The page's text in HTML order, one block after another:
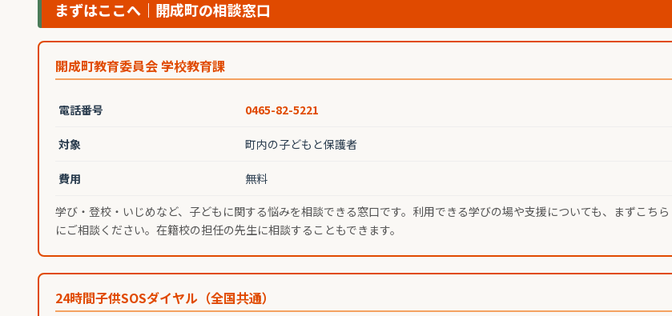
まずはここへ｜開成町の相談窓口
開成町教育委員会 学校教育課
電話番号 0465-82-5221
対象 町内の子どもと保護者
費用 無料
学び・登校・いじめなど、子どもに関する悩みを相談できる窓口です。利用できる学びの場や支援についても、まずこちら
にご相談ください。在籍校の担任の先生に相談することもできます。
24時間子供SOSダイヤル（全国共通）